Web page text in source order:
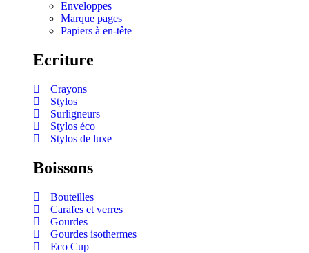
Enveloppes
Marque pages
Papiers à en-tête
Ecriture
Crayons
Stylos
Surligneurs
Stylos éco
Stylos de luxe
Boissons
Bouteilles
Carafes et verres
Gourdes
Gourdes isothermes
Eco Cup